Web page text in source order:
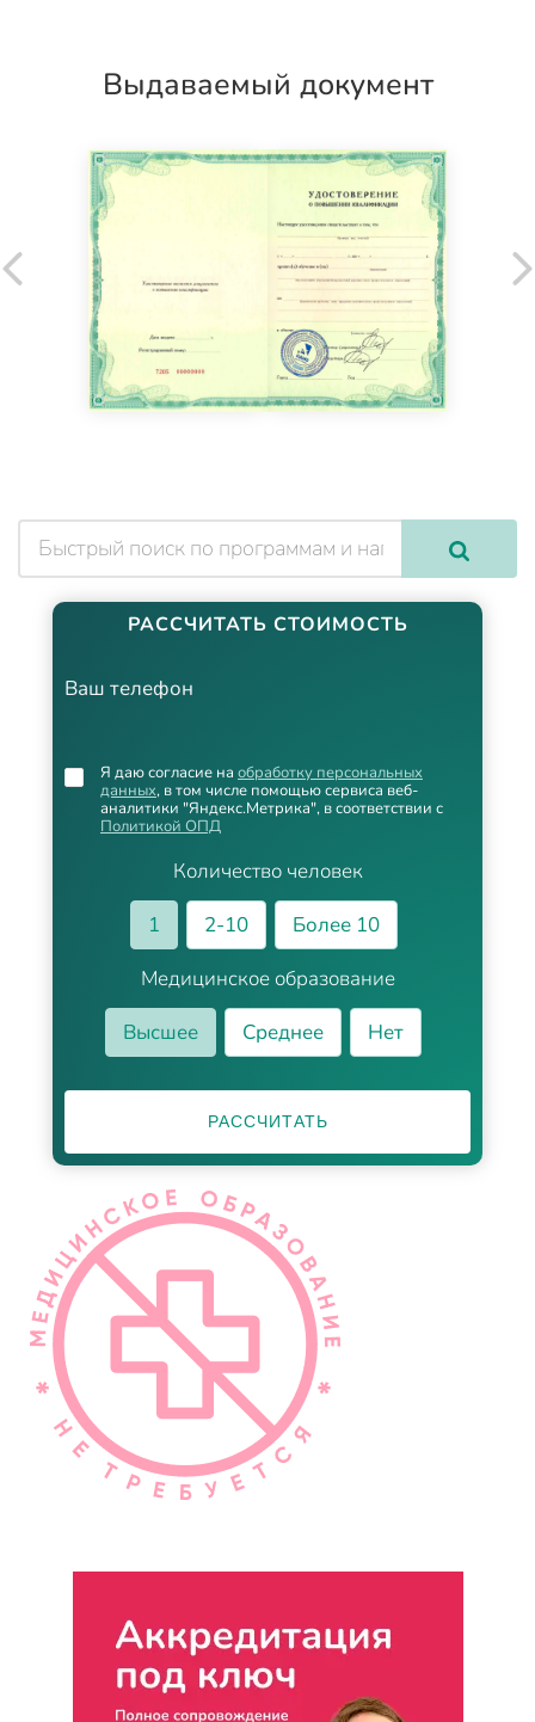
Выдаваемый документ
РАССЧИТАТЬ СТОИМОСТЬ
Ваш телефон
Количество человек
1
2-10
Более 10
Медицинское образование
Высшее
Среднее Нет
Я даю согласие на обработку персональных
данных, в том числе помощью сервиса веб-
аналитики "Яндекс.Метрика", в соответствии с
Политикой ОПД
РАССЧИТАТЬ